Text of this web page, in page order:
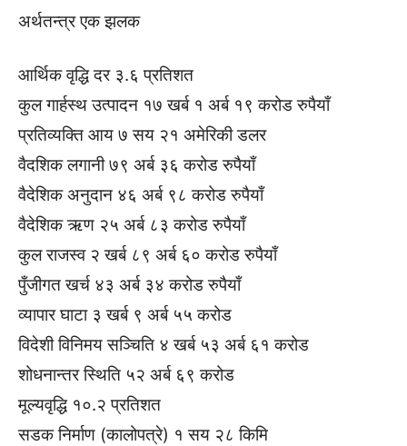
अर्थतन्त्र एक झलक
आर्थिक वृद्धि दर ३.६ प्रतिशत
कुल गार्हस्थ उत्पादन १७ खर्ब १ अर्ब १९ करोड रुपैयाँ
प्रतिव्यक्ति आय ७ सय २१ अमेरिकी डलर
वैदशिक लगानी ७९ अर्ब ३६ करोड रुपैयाँ
वैदेशिक अनुदान ४६ अर्ब ९८ करोड रुपैयाँ
वैदेशिक ऋण २५ अर्ब ८३ करोड रुपैयाँ
कुल राजस्व २ खर्ब ८९ अर्ब ६० करोड रुपैयाँ
पुँजीगत खर्च ४३ अर्ब ३४ करोड रुपैयाँ
व्यापार घाटा ३ खर्ब ९ अर्ब ५५ करोड
विदेशी विनिमय सञ्चिति ४ खर्ब ५३ अर्ब ६१ करोड
शोधनान्तर स्थिति ५२ अर्ब ६९ करोड
मूल्यवृद्धि १०.२ प्रतिशत
सडक निर्माण (कालोपत्रे) १ सय २८ किमि